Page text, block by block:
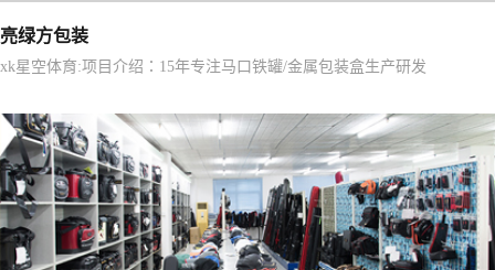
亮绿方包装
xk星空体育:项目介绍：15年专注马口铁罐/金属包装盒生产研发